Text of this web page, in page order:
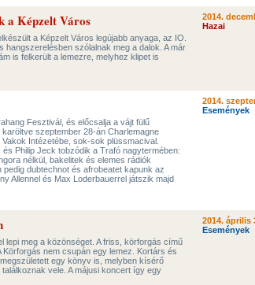
a Képzelt Város
a Képzelt Város legújabb anyaga, az IO.
szólalnak meg a dalok. A már
is felkerült a lemezre, melyhez klipet is
2014.
Hazai
Fesztivál, és előcsalja a vájt fülű
szeptember 28-án Charlemagne
Intézetébe, sok-sok plüssmacival.
Philip Jeck tobzódik a Trafó nagytermében:
nélkül, bakelitek és elemes rádiók
dubtechnot és afrobeatet kapunk az
Allennel és Max Loderbauerrel játszik majd
2014.
Események
meg a közönséget. A friss, körforgás című
nem csupán egy lemez. Kortárs és
egy könyv is, melyben kísérő
vele. A májusi koncert így egy
2014. április
Események